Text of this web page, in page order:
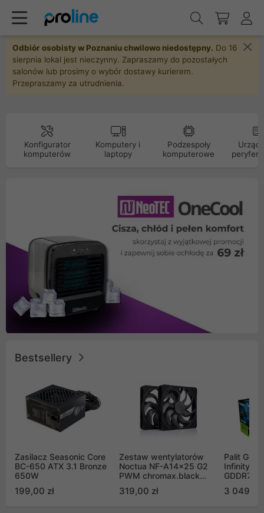
Odbiór osobisty w Poznaniu chwilowo niedostępny. Do 16
sierpnia lokal jest nieczynny. Zapraszamy do pozostałych
salonów lub prosimy o wybór dostawy kurierem.
Przepraszamy za utrudnienia.
Konfigurator
komputerów
Komputery i
laptopy
Podzespoły
komputerowe
Bestsellery
Zasilacz Seasonic Core
BC-650 ATX 3.1 Bronze
650W
199,00 zł
Zestaw wentylatorów
Noctua NF-A14x25 G2
PWM chromax.black
Push Pull (2szt)
319,00 zł
Palit
Infinity 3
GDDR7
GB2050S)
3 049,00